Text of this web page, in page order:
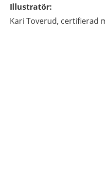
Illustratör:
Kari Toverud, certifierad